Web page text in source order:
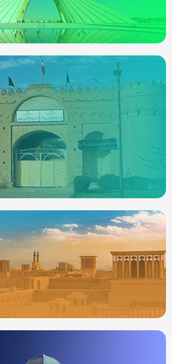
ردیاب خودرو در
ردیاب خودرو درایرانشهر
جدیدترین ردیابها